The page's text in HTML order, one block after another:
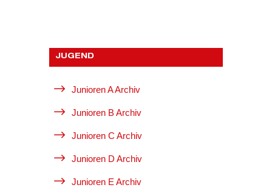
JUGEND
$ Junioren A Archiv
$ Junioren B Archiv
$ Junioren C Archiv
$ Junioren D Archiv
$ Junioren E Archiv